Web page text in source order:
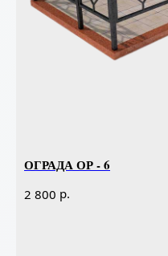
ОГРАДА ОР - 6
2 800 р.